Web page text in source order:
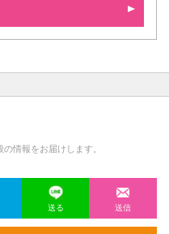
情報をお届けします。
送る 送信